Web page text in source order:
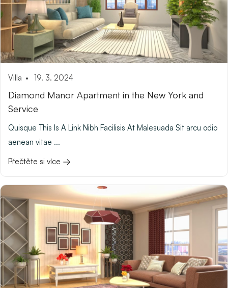
Villa 19. 3. 2024
Diamond Manor Apartment in the New York and
Service
Quisque This Is A Link Nibh Facilisis At Malesuada Sit arcu odio
aenean vitae ...
Přečtěte si více